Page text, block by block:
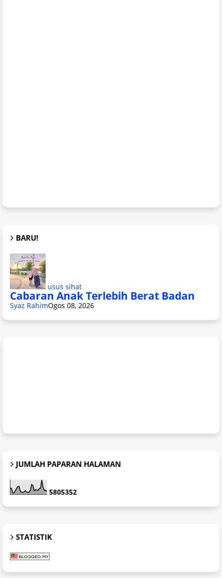
BARU!
usus sihat
Cabaran Anak Terlebih Berat Badan
Syaz RahimOgos 08, 2026
JUMLAH PAPARAN HALAMAN
5805352
STATISTIK